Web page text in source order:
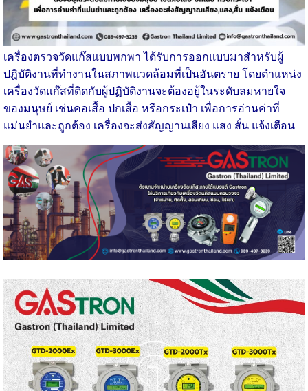
เครื่องตรวจวัดแก๊สแบบพกพา ได้รับการออกแบบมาสำหรับผู้
ปฎิบัติงานที่ทำงานในสภาพแวดล้อมที่เป็นอันตราย โดยตำแหน่ง
เครื่องวัดแก๊สที่ติดกับผู้ปฏิบัติงานจะต้องอยู้ในระดับลมหายใจ
ของมนุษย์ เช่นคอเสื้อ ปกเสื้อ หรือกระเป๋า เพื่อการอ่านค่าที่
แม่นยำและถูกต้อง เครื่องจะส่งสัญญานเสียง แสง สั่น แจ้งเตือน